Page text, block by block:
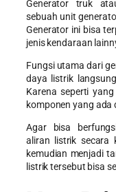
Generator truk
sebuah unit
Generator ini bisa
jenis kendaraan
Fungsi utama dari
daya listrik
Karena seperti
komponen yang ada
Agar bisa
aliran listrik secara
kemudian menjadi
listrik tersebut bisa